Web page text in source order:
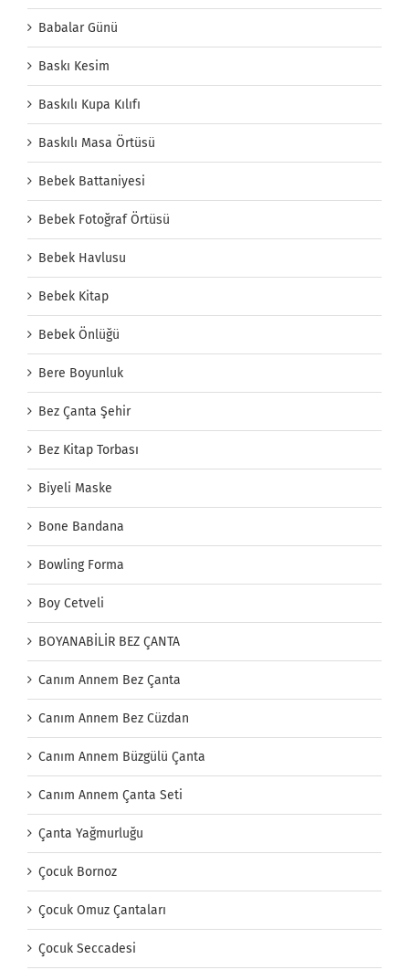
Babalar Günü
Baskı Kesim
Baskılı Kupa Kılıfı
Baskılı Masa Örtüsü
Bebek Battaniyesi
Bebek Fotoğraf Örtüsü
Bebek Havlusu
Bebek Kitap
Bebek Önlüğü
Bere Boyunluk
Bez Çanta Şehir
Bez Kitap Torbası
Biyeli Maske
Bone Bandana
Bowling Forma
Boy Cetveli
BOYANABİLİR BEZ ÇANTA
Canım Annem Bez Çanta
Canım Annem Bez Cüzdan
Canım Annem Büzgülü Çanta
Canım Annem Çanta Seti
Çanta Yağmurluğu
Çocuk Bornoz
Çocuk Omuz Çantaları
Çocuk Seccadesi